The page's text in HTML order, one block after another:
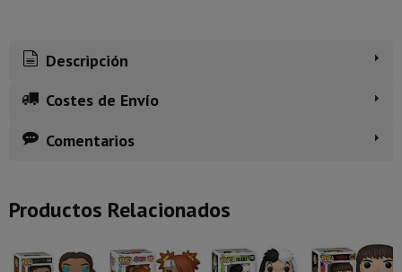
Descripción
Costes de Envío
Comentarios
Productos Relacionados